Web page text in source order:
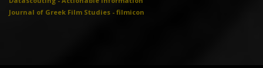
Journal of Greek Film Studies - filmicon